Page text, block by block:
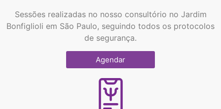
Sessões realizadas no nosso consultório no Jardim
Bonfiglioli em São Paulo, seguindo todos os protocolos
de segurança.
Agendar